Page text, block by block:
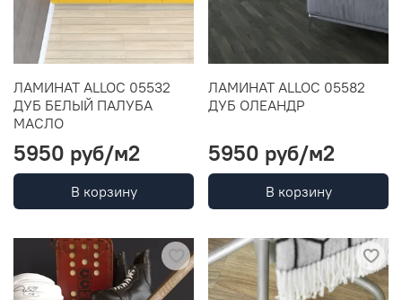
ЛАМИНАТ ALLOC 05532
ДУБ БЕЛЫЙ ПАЛУБА
МАСЛО
5950 руб/м2
В корзину
ЛАМИНАТ ALLOC 05582
ДУБ ОЛЕАНДР
5950 руб/м2
В корзину